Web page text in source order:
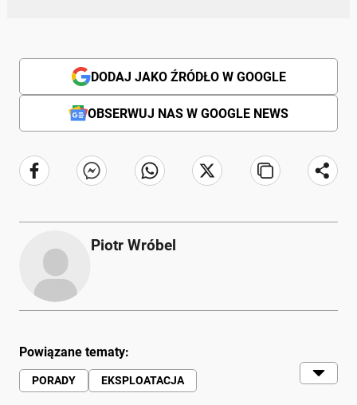
DODAJ JAKO ŹRÓDŁO W GOOGLE
OBSERWUJ NAS W GOOGLE NEWS
Piotr Wróbel
Powiązane tematy:
PORADY
EKSPLOATACJA